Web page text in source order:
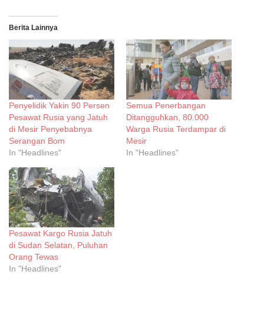
Berita Lainnya
Penyelidik Yakin 90 Persen
Pesawat Rusia yang Jatuh
di Mesir Penyebabnya
Serangan Bom
In "Headlines"
Semua Penerbangan
Ditangguhkan, 80.000
Warga Rusia Terdampar di
Mesir
In "Headlines"
Pesawat Kargo Rusia Jatuh
di Sudan Selatan, Puluhan
Orang Tewas
In "Headlines"